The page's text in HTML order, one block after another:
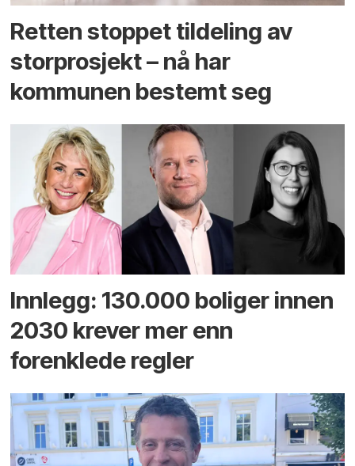
Retten stoppet tildeling av
storprosjekt – nå har
kommunen bestemt seg
Innlegg: 130.000 boliger innen
2030 krever mer enn
forenklede regler